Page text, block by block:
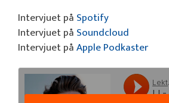
Intervjuet på Spotify
Intervjuet på Soundcloud
Intervjuet påApple Podkaster